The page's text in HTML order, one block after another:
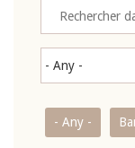
- Any -